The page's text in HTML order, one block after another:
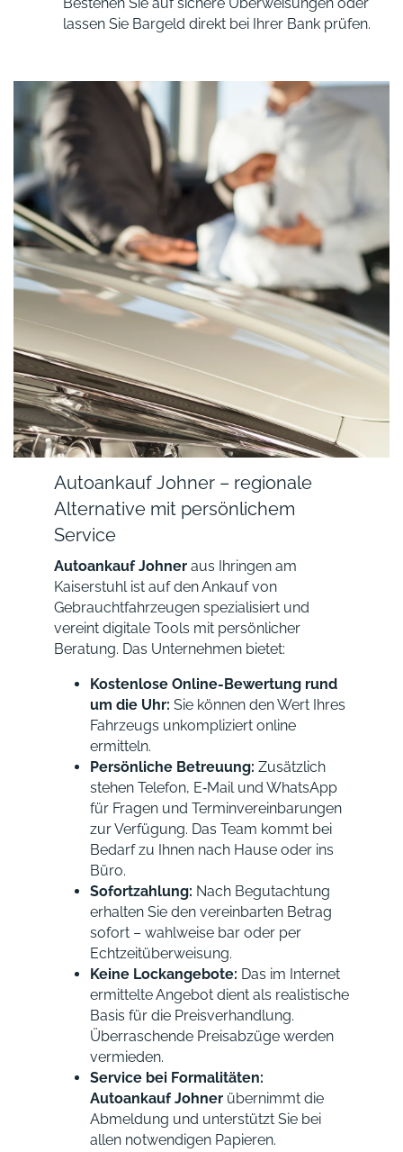
lassen Sie Bargeld direkt bei Ihrer Bank prüfen.
Autoankauf Johner – regionale
Alternative mit persönlichem
Service
Autoankauf Johner aus Ihringen am
Kaiserstuhl ist auf den Ankauf von
Gebrauchtfahrzeugen spezialisiert und
vereint digitale Tools mit persönlicher
Beratung. Das Unternehmen bietet:
Kostenlose Online-Bewertung rund
um die Uhr: Sie können den Wert Ihres
Fahrzeugs unkompliziert online
ermitteln.
Persönliche Betreuung: Zusätzlich
stehen Telefon, E‑Mail und WhatsApp
für Fragen und Terminvereinbarungen
zur Verfügung. Das Team kommt bei
Bedarf zu Ihnen nach Hause oder ins
Büro.
Sofortzahlung: Nach Begutachtung
erhalten Sie den vereinbarten Betrag
sofort – wahlweise bar oder per
Echtzeitüberweisung.
Keine Lockangebote: Das im Internet
ermittelte Angebot dient als realistische
Basis für die Preisverhandlung.
Überraschende Preisabzüge werden
vermieden.
Service bei Formalitäten:
Autoankauf Johner übernimmt die
Abmeldung und unterstützt Sie bei
allen notwendigen Papieren.